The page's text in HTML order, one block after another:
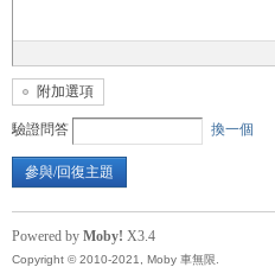
精
附加選項
驗證問答 換一個
參與/回復主題
Powered by Moby! X3.4
Copyright © 2010-2021, Moby 車無限.